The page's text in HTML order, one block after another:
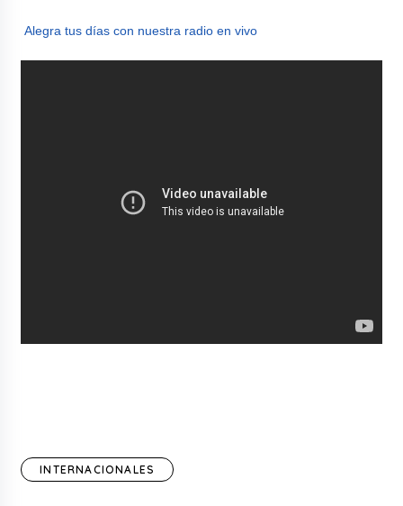
Alegra tus días con nuestra radio en vivo
INTERNACIONALES